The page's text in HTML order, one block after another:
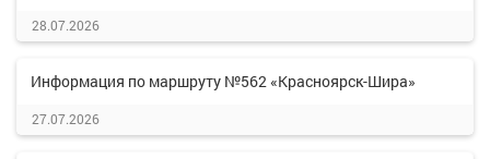
28.07.2026
Информация по маршруту №562 «Красноярск-Шира»
27.07.2026